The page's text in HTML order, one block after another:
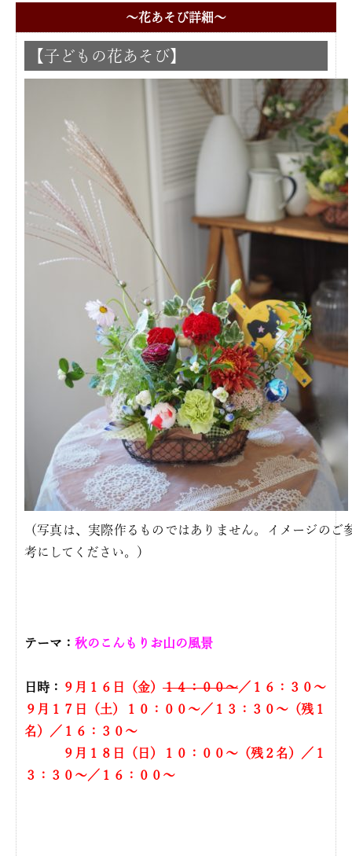
〜花あそび詳細〜
【子どもの花あそび】
（写真は、実際作るものではありません。イメージのご
考にしてください。）
テーマ： 秋のこんもりお山の風景
日時： ９ 月１６日（金） １４：００〜／１６：３０〜
９月１７日（土）１０：００〜／１３：３０〜（残１
名）／１６：３０〜
９月１８日（日）１０：００〜（残２名）／１
３：３０〜／１６：００〜